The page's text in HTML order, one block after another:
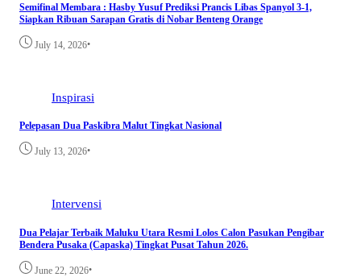
Semifinal Membara : Hasby Yusuf Prediksi Prancis Libas Spanyol 3-1,
Siapkan Ribuan Sarapan Gratis di Nobar Benteng Orange
July 14, 2026•
Inspirasi
Pelepasan Dua Paskibra Malut Tingkat Nasional
July 13, 2026•
Intervensi
Dua Pelajar Terbaik Maluku Utara Resmi Lolos Calon Pasukan Pengibar
Bendera Pusaka (Capaska) Tingkat Pusat Tahun 2026.
June 22, 2026•